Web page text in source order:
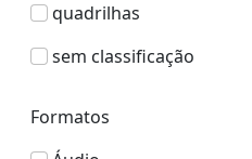
quadrilhas
sem classificação
Formatos